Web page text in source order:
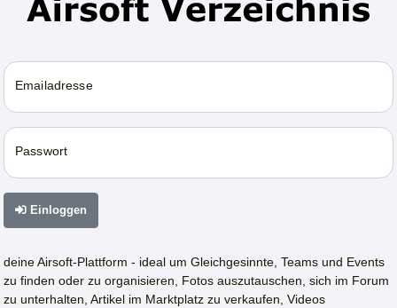
Emailadresse
Passwort
Einloggen
deine Airsoft-Plattform - ideal um Gleichgesinnte, Teams und Events
zu finden oder zu organisieren, Fotos auszutauschen, sich im Forum
zu unterhalten, Artikel im Marktplatz zu verkaufen, Videos